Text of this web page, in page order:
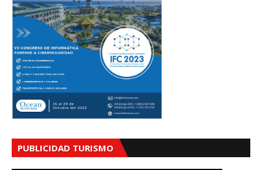
PUBLICIDAD TURISMO